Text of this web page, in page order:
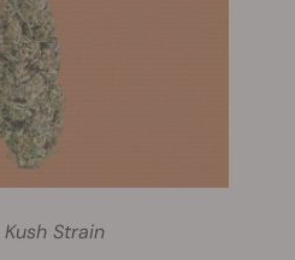
Strain